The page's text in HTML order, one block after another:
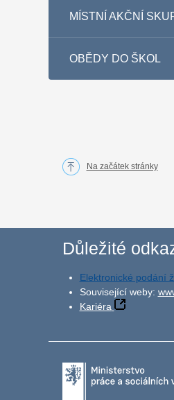
MÍSTNÍ AKČNÍ
OBĚDY DO ŠKOL
Na začátek stránky
Důležité
Elektronické podání
Související weby:
Kariéra